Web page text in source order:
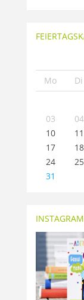
Mo Di
03
04
10
11
17
18
24
25
31
INSTAGRAM